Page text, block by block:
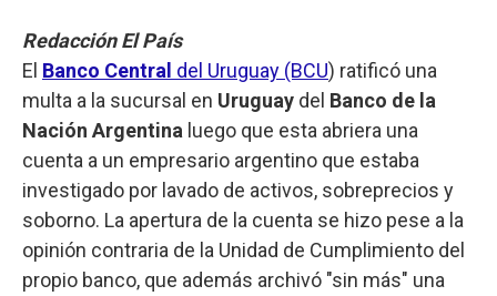
Redacción El País
El Banco Central del Uruguay (BCU) ratificó una
multa a la sucursal en Uruguay del Banco de la
Nación Argentina luego que esta abriera una
cuenta a un empresario argentino que estaba
investigado por lavado de activos, sobreprecios y
soborno. La apertura de la cuenta se hizo pese a la
opinión contraria de la Unidad de Cumplimiento del
propio banco, que además archivó "sin más" una